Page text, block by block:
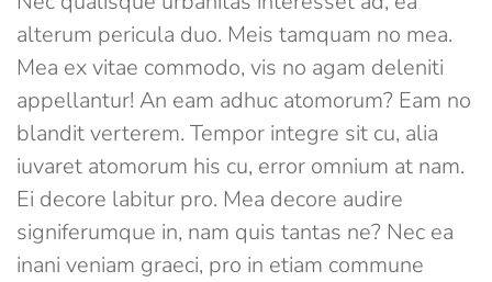
alterum pericula duo. Meis tamquam no mea.
Mea ex vitae commodo, vis no agam deleniti
appellantur! An eam adhuc atomorum? Eam no
blandit verterem. Tempor integre sit cu, alia
iuvaret atomorum his cu, error omnium at nam.
Ei decore labitur pro. Mea decore audire
signiferumque in, nam quis tantas ne? Nec ea
inani veniam graeci, pro in etiam commune